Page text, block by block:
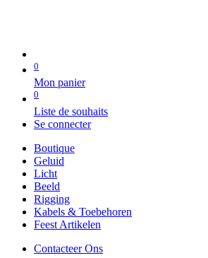
0
Mon panier
0
Liste de souhaits
Se connecter
Boutique
Geluid
Licht
Beeld
Rigging
Kabels & Toebehoren
Feest Artikelen
Contacteer Ons